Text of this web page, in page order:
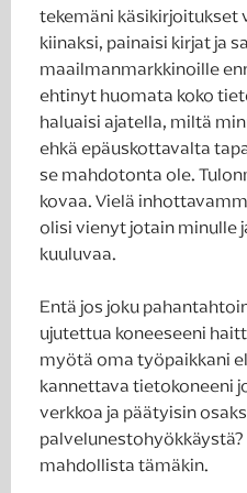
tekemäni käsikirjoitukset
kiinaksi, painaisi kirjat ja
maailmanmarkkinoille
ehtinyt huomata koko
haluaisi ajatella, miltä
ehkä epäuskottavalta
se mahdotonta ole.
kovaa. Vielä
olisi vienyt jotain minulle
kuuluvaa.
Entä jos joku
ujutettua koneeseeni
myötä oma työpaikkani
kannettava tietokoneeni
verkkoa ja päätyisin
mahdollista tämäkin.